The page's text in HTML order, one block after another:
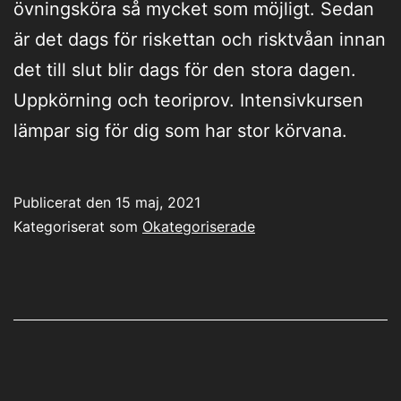
övningsköra så mycket som möjligt. Sedan
är det dags för riskettan och risktvåan innan
det till slut blir dags för den stora dagen.
Uppkörning och teoriprov. Intensivkursen
lämpar sig för dig som har stor körvana.
Publicerat den 15 maj, 2021
Kategoriserat som Okategoriserade